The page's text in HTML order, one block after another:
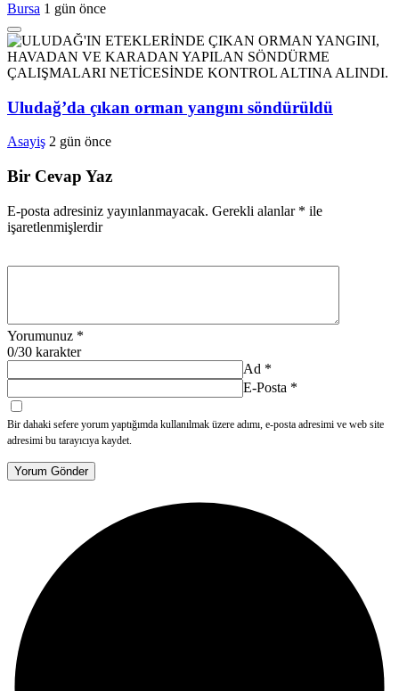
Bursa 1 gün önce
Uludağ’da çıkan orman yangını söndürüldü
Asayiş 2 gün önce
Bir Cevap Yaz
E-posta adresiniz yayınlanmayacak. Gerekli alanlar * ile
işaretlenmişlerdir
Yorumunuz *
0/30 karakter
Ad *
E-Posta *
Bir dahaki sefere yorum yaptığımda kullanılmak üzere adımı, e-posta adresimi ve web site
adresimi bu tarayıcıya kaydet.
Yorum Gönder